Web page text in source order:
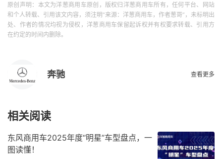
原创声明：本文为洋葱商用车原创，版权归洋葱商用车所有，任何平台、网站
和个人转载、引用该文内容，须注明“来源：洋葱商用车，作者葱哥”，未标明出
处、作者的情况均视为侵权，洋葱商用车保留起诉权并有权要求转载、引用方
在约定的时间内删除。
奔驰 查看更多
相关阅读
东风商用车2025年度“明星”车型盘点，一
图读懂！